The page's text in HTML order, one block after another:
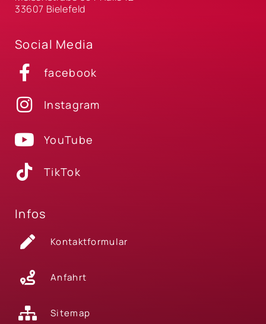
33607 Bielefeld
Social Media
facebook
Instagram
YouTube
TikTok
Infos
Kontaktformular
Anfahrt
Sitemap